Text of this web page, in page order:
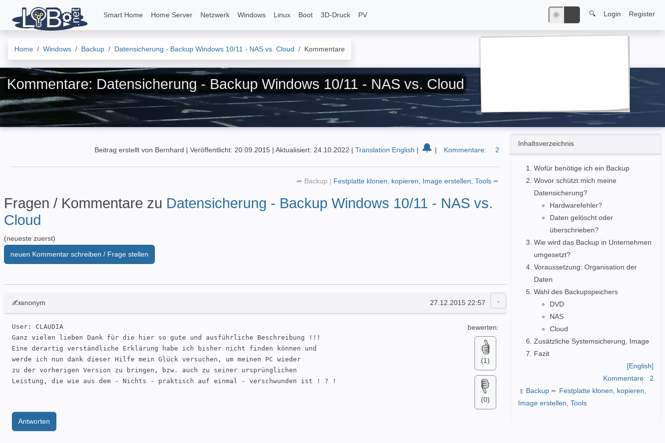
Smart Home Home Server Netzwerk Windows Linux Boot 3D-Druck PV 🌞 🔍 Login Register
Home Windows Backup Datensicherung - Backup Windows 10/11 - NAS vs. Cloud Kommentare
Kommentare: Datensicherung - Backup Windows 10/11 - NAS vs. Cloud
Inhaltsverzeichnis
Wofür benötige ich ein Backup
Wovor schützt mich meine
Datensicherung?
Hardwarefehler?
Daten gelöscht oder
überschrieben?
Wie wird das Backup in Unternehmen
umgesetzt?
Voraussetzung: Organisation der
Daten
Wahl des Backupspeichers
DVD
NAS
Cloud
Zusätzliche Systemsicherung, Image
Fazit
[English]
Kommentare:
2
➦ Backup ➨ Festplatte klonen, kopieren,
Image erstellen, Tools
Beitrag erstellt von Bernhard | Veröffentlicht: 20.09.2015 | Aktualisiert: 24.10.2022 | Translation English | 🔔 | Kommentare: 2
➦ Backup | Festplatte klonen, kopieren, Image erstellen, Tools ➨
Fragen / Kommentare zu Datensicherung - Backup Windows 10/11 - NAS vs.
Cloud
(neueste zuerst)
neuen Kommentar schreiben / Frage stellen
✍anonym 27.12.2015 22:57
User: CLAUDIA
Ganz vielen lieben Dank für die hier so gute und ausführliche Beschreibung !!!
Eine derartig verständliche Erklärung habe ich bisher nicht finden können und
werde ich nun dank dieser Hilfe mein Glück versuchen, um meinen PC wieder
zu der vorherigen Version zu bringen, bzw. auch zu seiner ursprünglichen
Leistung, die wie aus dem - Nichts - praktisch auf einmal - verschwunden ist ! ? !
bewerten:
(1)
(0)
Antworten